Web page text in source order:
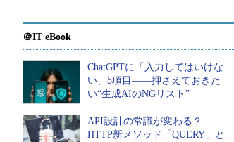
＠IT eBook
ChatGPTに「入力してはいけな
い」5項目――押さえておきた
い“生成AIのNGリスト”
API設計の常識が変わる？
HTTP新メソッド「QUERY」と